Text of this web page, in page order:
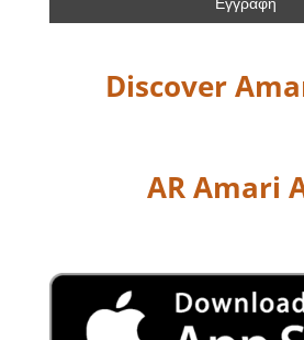
Discover
AR Amari